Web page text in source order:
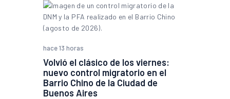
hace 13 horas
Volvió el clásico de los viernes:
nuevo control migratorio en el
Barrio Chino de la Ciudad de
Buenos Aires